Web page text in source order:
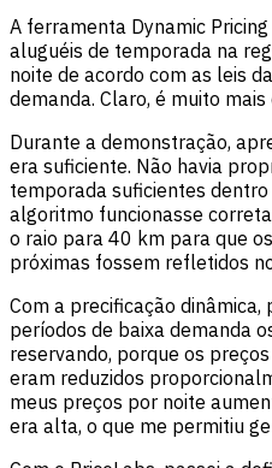
A ferramenta Dynamic
aluguéis de temporada na
noite de acordo com as leis
demanda. Claro, é muito
Durante a demonstração,
era suficiente. Não havia
temporada suficientes
algoritmo funcionasse
o raio para 40 km para que
próximas fossem refletidos
Com a precificação dinâmica,
períodos de baixa demanda
reservando, porque os
eram reduzidos
meus preços por noite
era alta, o que me permitiu